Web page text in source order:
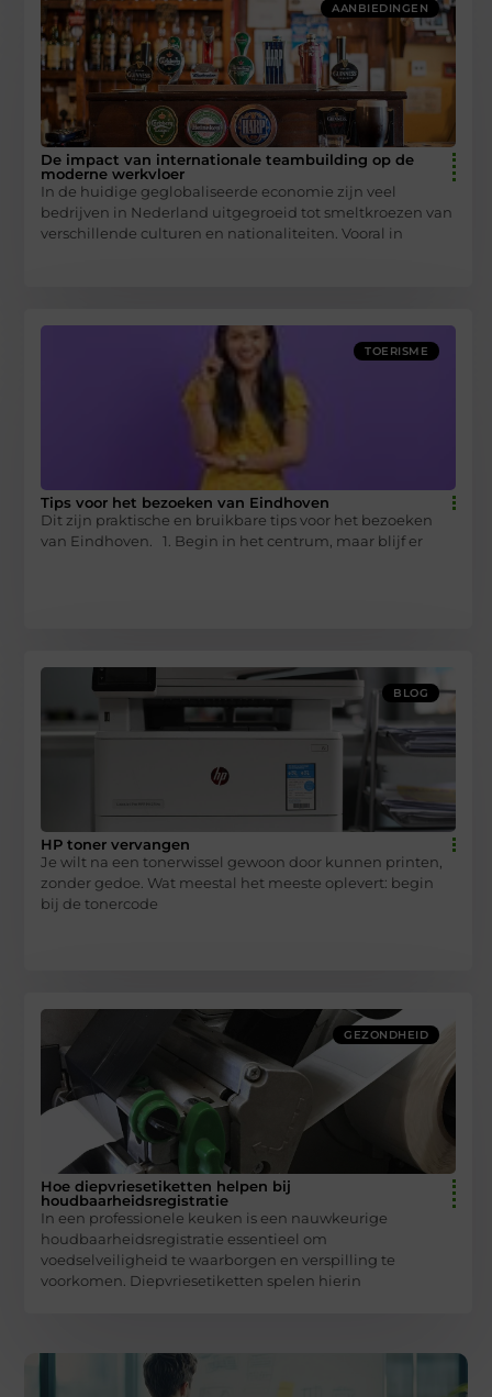
AANBIEDINGEN
De impact van internationale teambuilding op de
moderne werkvloer
In de huidige geglobaliseerde economie zijn veel
bedrijven in Nederland uitgegroeid tot smeltkroezen van
verschillende culturen en nationaliteiten. Vooral in
TOERISME
Tips voor het bezoeken van Eindhoven
Dit zijn praktische en bruikbare tips voor het bezoeken
van Eindhoven. 1. Begin in het centrum, maar blijf er
BLOG
HP toner vervangen
Je wilt na een tonerwissel gewoon door kunnen printen,
zonder gedoe. Wat meestal het meeste oplevert: begin
bij de tonercode
GEZONDHEID
Hoe diepvriesetiketten helpen bij
houdbaarheidsregistratie
In een professionele keuken is een nauwkeurige
houdbaarheidsregistratie essentieel om
voedselveiligheid te waarborgen en verspilling te
voorkomen. Diepvriesetiketten spelen hierin